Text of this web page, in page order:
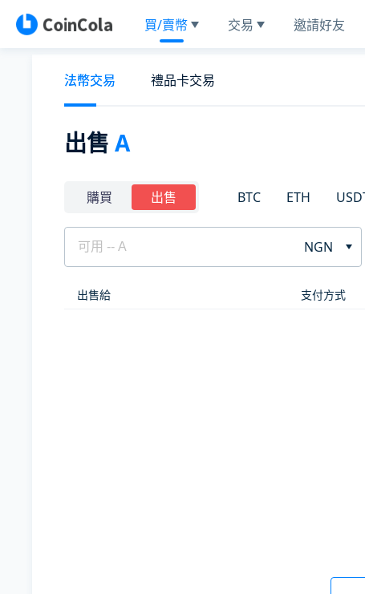
買/賣幣 交易 邀請好友
法幣交易 禮品卡交易
出售 A
購買 出售 BTC ETH
NGN
出售給 支付方式